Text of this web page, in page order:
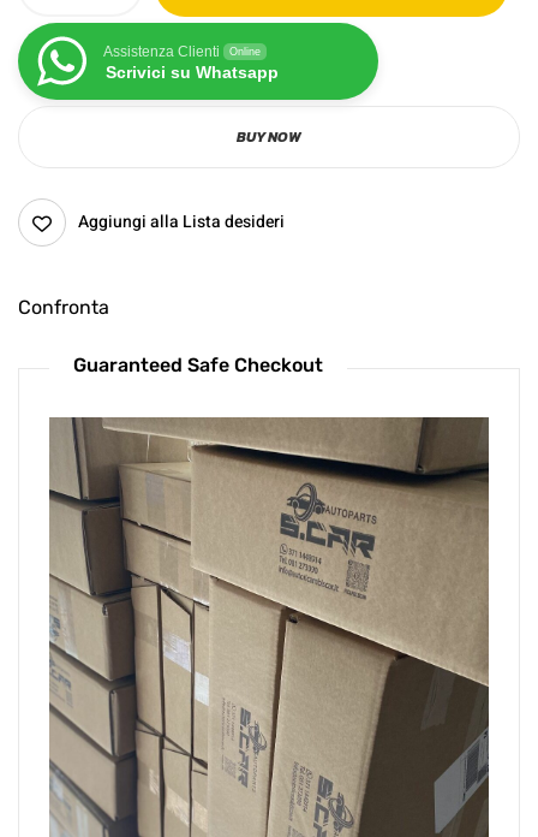
Assistenza Clienti Online
Scrivici su Whatsapp
BUY NOW
Aggiungi alla Lista desideri
Confronta
Guaranteed Safe Checkout